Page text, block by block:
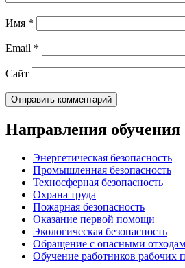
Имя *
Email *
Сайт
Направления обучения
Энергетическая безопасность
Промышленная безопасность
Техносферная безопасность
Охрана труда
Пожарная безопасность
Оказание первой помощи
Экологическая безопасность
Обращение с опасными
Обучение работников рабочих